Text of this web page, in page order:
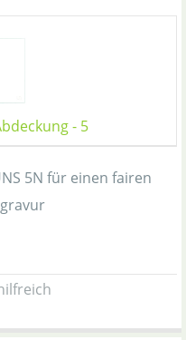
- 5
5N für einen fairen